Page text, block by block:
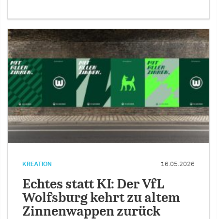
KREATION 16.05.2026
Echtes statt KI: Der VfL
Wolfsburg kehrt zu altem
Zinnenwappen zurück